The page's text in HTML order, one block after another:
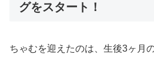
グをスタート！
ちゃむを迎えたのは、生後3ヶ月